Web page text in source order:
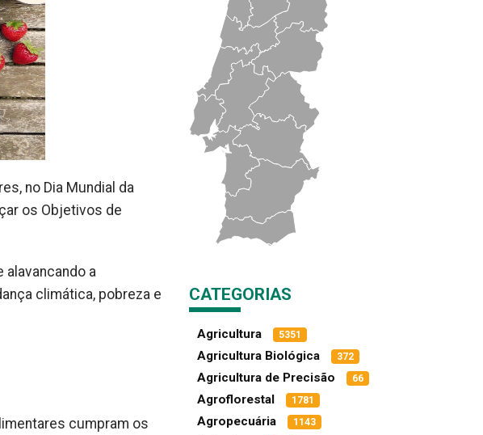
no Dia Mundial da
os Objetivos de
alavancando a
climática, pobreza e
cumpram os
CATEGORIAS
Agricultura 5351
Agricultura Biológica 372
Agricultura de Precisão 66
Agroflorestal 1781
Agropecuária 1143